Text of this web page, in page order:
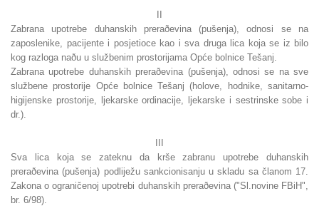
Zabrana upotrebe duhanskih preraðevina (pušenja), odnosi se na
zaposlenike, pacijente i posjetioce kao i sva druga lica koja se iz bilo
kog razloga naðu u službenim prostorijama Opće bolnice Tešanj.
Zabrana upotrebe duhanskih preraðevina (pušenja), odnosi se na sve
službene prostorije Opće bolnice Tešanj (holove, hodnike, sanitarno-
higijenske prostorije, ljekarske ordinacije, ljekarske i sestrinske sobe i
dr.).
Sva lica koja se zateknu da krše zabranu upotrebe duhanskih
preraðevina (pušenja) podliježu sankcionisanju u skladu sa članom 17.
Zakona o ograničenoj upotrebi duhanskih preraðevina ("Sl.novine FBiH",
br. 6/98).